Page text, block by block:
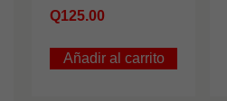
Q125.00
Añadir al carrito